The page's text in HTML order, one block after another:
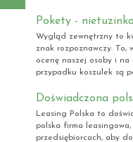
Pokety -
Wygląd zewnętrzny to
znak rozpoznawczy. To,
ocenę naszej osoby i na
przypadku koszulek są
Doświadczona
Leasing Polska to
polska firma
przedsiębiorcach, aby